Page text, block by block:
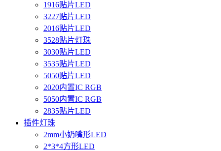
1916贴片LED
3227贴片LED
2016贴片LED
3528贴片灯珠
3030贴片LED
3535贴片LED
5050贴片LED
2020内置IC RGB
5050内置IC RGB
2835贴片LED
插件灯珠
2mm小奶嘴形LED
2*3*4方形LED